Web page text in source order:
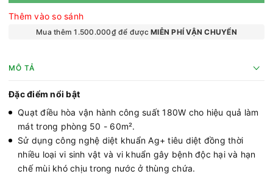
Thêm vào so sánh
Mua thêm 1.500.000₫ để đượcMIỄN PHÍ VẬN CHUYỂN
MÔ TẢ
Đặc điểm nổi bật
Quạt điều hòa vận hành công suất 180W cho hiệu quả làm
mát trong phòng 50 - 60m².
Sử dụng công nghệ diệt khuẩn Ag+ tiêu diệt đồng thời
nhiều loại vi sinh vật và vi khuẩn gây bệnh độc hại và hạn
chế mùi khó chịu trong nước ở thùng chứa.